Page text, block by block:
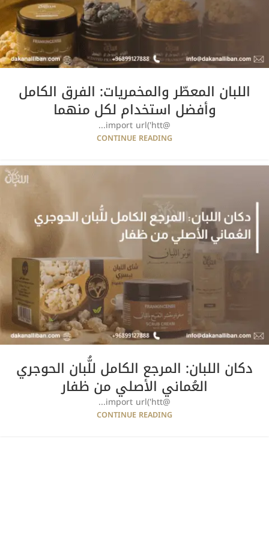
اللبان المعطّر والمخمريات: الفرق الكامل
وأفضل استخدام لكل منهما
@import url('htt...
CONTINUE READING
دكان اللبان: المرجع الكامل للُّبان الحوجري
العُماني الأصلي من ظفار
@import url('htt...
CONTINUE READING